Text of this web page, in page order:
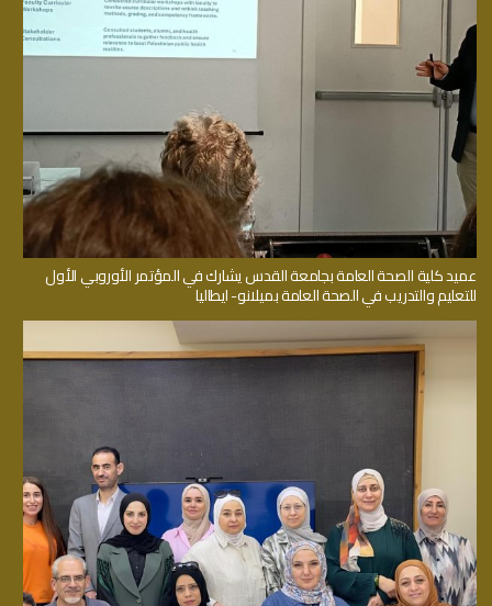
عميد كلية الصحة العامة بجامعة القدس يشارك في المؤتمر الأوروبي الأول
للتعليم والتدريب في الصحة العامة بميلانو- ايطاليا